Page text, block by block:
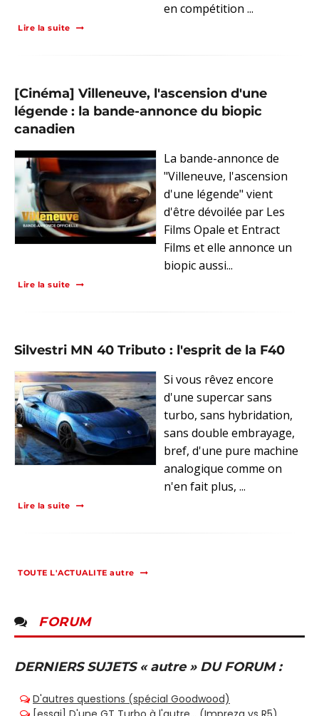
en compétition ...
Lire la suite
[Cinéma] Villeneuve, l'ascension d'une
légende : la bande-annonce du biopic
canadien
La bande-annonce de
"Villeneuve, l'ascension
d'une légende" vient
d'être dévoilée par Les
Films Opale et Entract
Films et elle annonce un
biopic aussi...
Lire la suite
Silvestri MN 40 Tributo : l'esprit de la F40
Si vous rêvez encore
d'une supercar sans
turbo, sans hybridation,
sans double embrayage,
bref, d'une pure machine
analogique comme on
n'en fait plus, ...
Lire la suite
TOUTE L'ACTUALITE autre
FORUM
DERNIERS SUJETS « autre » DU FORUM :